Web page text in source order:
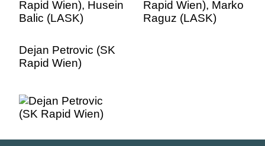
Dejan Petrovic (SK
Rapid Wien)